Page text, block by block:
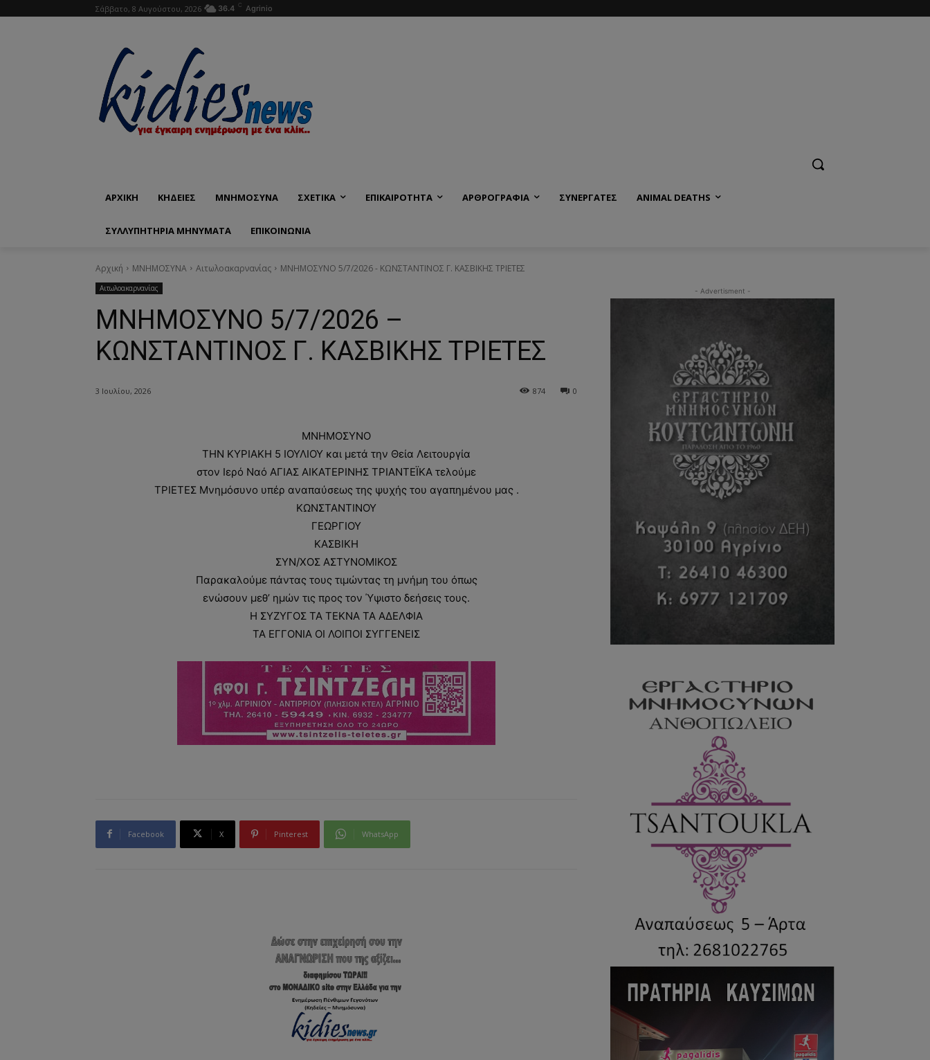
Σάββατο, 8 Αυγούστου, 2026 36.4 C Agrinio
ΑΡΧΙΚΗ ΚΗΔΕΙΕΣ ΜΝΗΜΟΣΥΝΑ ΣΧΕΤΙΚΑ ΕΠΙΚΑΙΡΟΤΗΤΑ ΑΡΘΡΟΓΡΑΦΙΑ ΣΥΝΕΡΓΑΤΕΣ ANIMAL DEATHS
ΣΥΛΛΥΠΗΤΗΡΙΑ ΜΗΝΥΜΑΤΑ ΕΠΙΚΟΙΝΩΝΊΑ
Αρχική ΜΝΗΜΟΣΥΝΑ Αιτωλοακαρνανίας ΜΝΗΜΟΣΥΝΟ 5/7/2026 - ΚΩΝΣΤΑΝΤΙΝΟΣ Γ. ΚΑΣΒΙΚΗΣ ΤΡΙΕΤΕΣ
Αιτωλοακαρνανίας
ΜΝΗΜΟΣΥΝΟ 5/7/2026 –
ΚΩΝΣΤΑΝΤΙΝΟΣ Γ. ΚΑΣΒΙΚΗΣ ΤΡΙΕΤΕΣ
3 Ιουλίου, 2026 0
874
ΜΝΗΜΟΣΥΝΟ
ΤΗΝ ΚΥΡΙΑΚΗ 5 ΙΟΥΛΙΟΥ και μετά την Θεία Λειτουργία
στον Ιερό Ναό ΑΓΙΑΣ ΑΙΚΑΤΕΡΙΝΗΣ ΤΡΙΑΝΤΕΪΚΑ τελούμε
ΤΡΙΕΤΕΣ Μνημόσυνο υπέρ αναπαύσεως της ψυχής του αγαπημένου μας .
ΚΩΝΣΤΑΝΤΙΝΟΥ
ΓΕΩΡΓΙΟΥ
ΚΑΣΒΙΚΗ
ΣΥΝ/ΧΟΣ ΑΣΤΥΝΟΜΙΚΟΣ
Παρακαλούμε πάντας τους τιμώντας τη μνήμη του όπως
ενώσουν μεθ’ ημών τις προς τον Ύψιστο δεήσεις τους.
Η ΣΥΖΥΓΟΣ ΤΑ ΤΕΚΝΑ ΤΑ ΑΔΕΛΦΙΑ
ΤΑ ΕΓΓΟΝΙΑ ΟΙ ΛΟΙΠΟΙ ΣΥΓΓΕΝΕΙΣ
Facebook X Pinterest WhatsApp
- Advertisment -